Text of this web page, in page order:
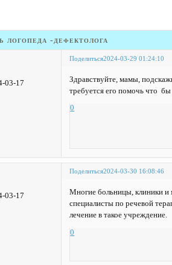
логопеда -дефектолога
Поделиться2024-03-29 01:24:10
03-17
Здравствуйте, мамы,
требуется его помочь что
0
Поделиться2024-03-30 16:08:46
03-17
Многие больницы, клиники и
специалисты по речевой
лечение в такое учреждение.
0